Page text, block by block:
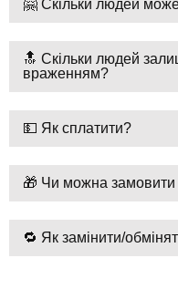
🤗 Скільки людей
🔝 Скільки людей
враженням?
💵 Як сплатити?
🎁 Чи можна замовити
🔁 Як замінити/